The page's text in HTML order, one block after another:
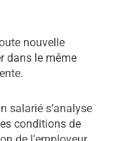
nouvelle
dans le même
salarié s’analyse
conditions de